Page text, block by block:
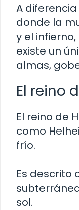
A
donde la
y el
existe un
almas,
El reino
El reino de
como
frío.
Es descrito
sol.